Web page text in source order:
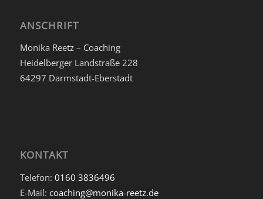
ANSCHRIFT
Monika Reetz – Coaching
Heidelberger Landstraße 228
64297 Darmstadt-Eberstadt
KONTAKT
Telefon: 0160 3836496
E-Mail: coaching@monika-reetz.de